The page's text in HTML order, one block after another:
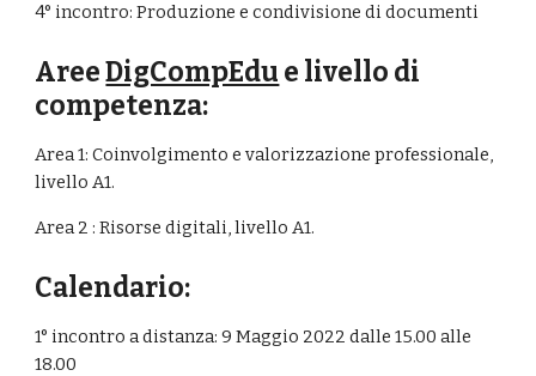
4° incontro: Produzione e condivisione di documenti
Aree DigCompEdu e livello di
competenza:
Area 1: Coinvolgimento e valorizzazione professionale,
livello A1.
Area 2 : Risorse digitali, livello A1.
Calendario:
1° incontro a distanza: 9 Maggio 2022 dalle 15.00 alle
18.00